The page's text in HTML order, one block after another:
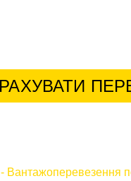
- Вантажоперевезення